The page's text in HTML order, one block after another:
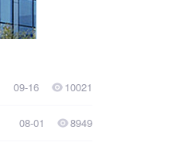
09-16 10021
08-01 8949